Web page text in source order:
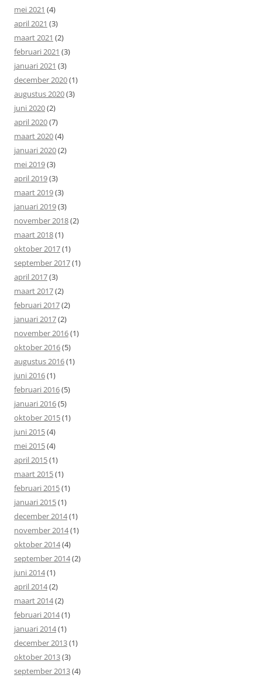
mei 2021 (4)
april 2021 (3)
maart 2021 (2)
februari 2021 (3)
januari 2021 (3)
december 2020(1)
augustus 2020(3)
juni 2020(2)
april 2020(7)
maart 2020(4)
januari 2020(2)
mei 2019(3)
april 2019(3)
maart 2019(3)
januari 2019(3)
november 2018(2)
maart 2018(1)
oktober 2017(1)
september 2017(1)
april 2017(3)
maart 2017(2)
februari 2017(2)
januari 2017(2)
november 2016(1)
oktober 2016(5)
augustus 2016(1)
juni 2016(1)
februari 2016(5)
januari 2016(5)
oktober 2015(1)
juni 2015(4)
mei 2015(4)
april 2015(1)
maart 2015(1)
februari 2015(1)
januari 2015(1)
december 2014(1)
november 2014(1)
oktober 2014(4)
september 2014(2)
juni 2014(1)
april 2014(2)
maart 2014(2)
februari 2014(1)
januari 2014(1)
december 2013(1)
oktober 2013(3)
september 2013(4)